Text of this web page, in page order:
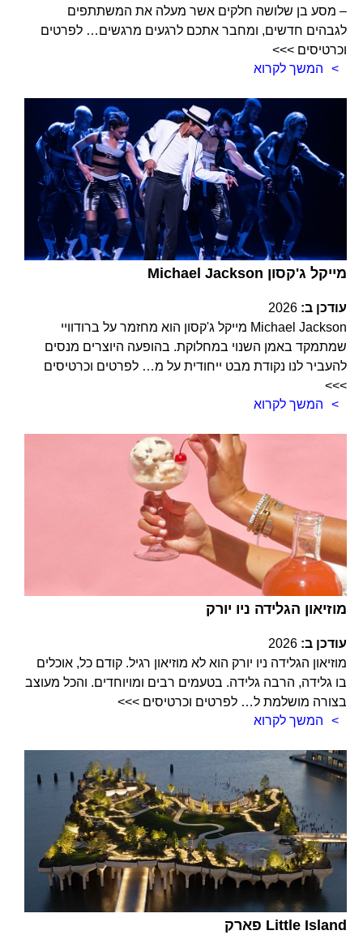
– מסע בן שלושה חלקים אשר מעלה את המשתתפים
לגבהים חדשים, ומחבר אתכם לרגעים מרגשים… לפרטים
וכרטיסים >>>
המשך לקרוא
Michael Jackson מייקל ג'קסון
עודכן ב: 2026
Michael Jackson מייקל ג'קסון הוא מחזמר על ברודוויי
שמתמקד באמן השנוי במחלוקת. בהופעה היוצרים מנסים
להעביר לנו נקודת מבט ייחודית על מ… לפרטים וכרטיסים
>>>
המשך לקרוא
מוזיאון הגלידה ניו יורק
עודכן ב: 2026
מוזיאון הגלידה ניו יורק הוא לא מוזיאון רגיל. קודם כל, אוכלים
בו גלידה, הרבה גלידה. בטעמים רבים ומויוחדים. והכל מעוצב
בצורה מושלמת ל… לפרטים וכרטיסים >>>
המשך לקרוא
פארק Little Island